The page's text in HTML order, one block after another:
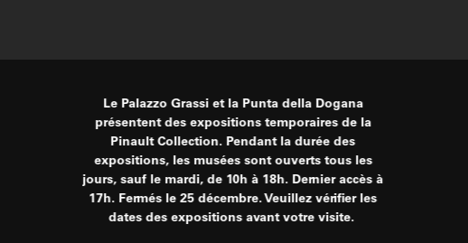
Le Palazzo Grassi et la Punta della Dogana
présentent des expositions temporaires de la
Pinault Collection. Pendant la durée des
expositions, les musées sont ouverts tous les
jours, sauf le mardi, de 10h à 18h. Dernier accès à
17h. Fermés le 25 décembre. Veuillez vérifier les
dates des expositions avant votre visite.